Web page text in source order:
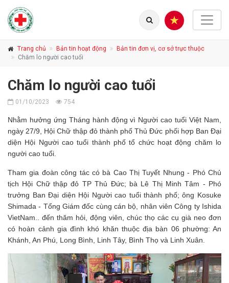
Trang chủ Bản tin hoạt động
Bản tin đơn vị, cơ sở trực thuộc
Chăm lo người cao tuổi
Chăm lo người cao tuổi
01/10/2023 754
Nhằm hưởng ứng Tháng hành động vì Người cao tuổi Việt Nam,
ngày 27/9, Hội Chữ thập đỏ thành phố Thủ Đức phối hợp Ban Đại
diện Hội Người cao tuổi thành phố tổ chức hoạt động chăm lo
người cao tuổi.
Tham gia đoàn công tác có bà Cao Thị Tuyết Nhung - Phó Chủ
tịch Hội Chữ thập đỏ TP Thủ Đức; bà Lê Thị Minh Tâm - Phó
trưởng Ban Đại diện Hội Người cao tuổi thành phố; ông Kosuke
Shimada - Tổng Giám đốc cùng cán bộ, nhân viên Công ty Ishida
VietNam.. đến thăm hỏi, động viên, chúc thọ các cụ già neo đơn
có hoàn cảnh gia đình khó khăn thuộc địa bàn 06 phường: An
Khánh, An Phú, Long Bình, Linh Tây, Bình Thọ và Linh Xuân.